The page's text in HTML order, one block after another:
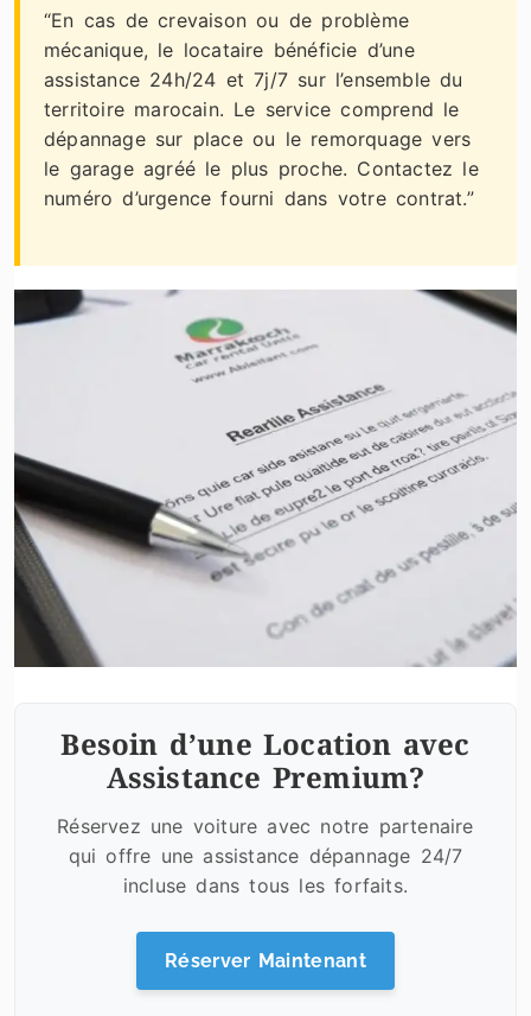
“En cas de crevaison ou de problème
mécanique, le locataire bénéficie d’une
assistance 24h/24 et 7j/7 sur l’ensemble du
territoire marocain. Le service comprend le
dépannage sur place ou le remorquage vers
le garage agréé le plus proche. Contactez le
numéro d’urgence fourni dans votre contrat.”
Besoin d’une Location avec
Assistance Premium?
Réservez une voiture avec notre partenaire
qui offre une assistance dépannage 24/7
incluse dans tous les forfaits.
Réserver Maintenant